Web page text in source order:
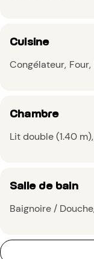
Cuisine
Congélateur Four
Chambre
Lit double (1.40 m)
Salle de bain
Baignoire / Douche